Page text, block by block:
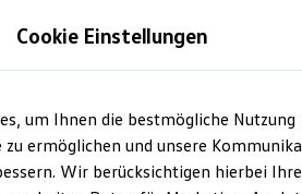
Cookie Einstellungen
um Ihnen die bestmögliche Nutzung
zu ermöglichen und unsere
Wir berücksichtigen hierbei Ihre